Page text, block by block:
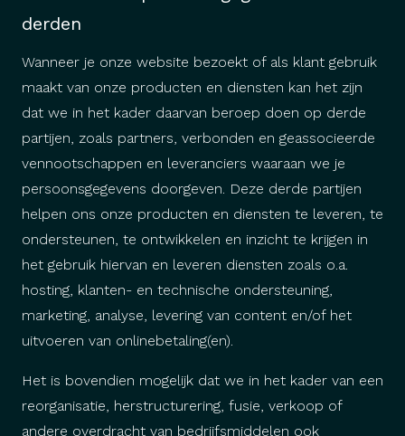
derden
Wanneer je onze website bezoekt of als klant gebruik
maakt van onze producten en diensten kan het zijn
dat we in het kader daarvan beroep doen op derde
partijen, zoals partners, verbonden en geassocieerde
vennootschappen en leveranciers waaraan we je
persoonsgegevens doorgeven. Deze derde partijen
helpen ons onze producten en diensten te leveren, te
ondersteunen, te ontwikkelen en inzicht te krijgen in
het gebruik hiervan en leveren diensten zoals o.a.
hosting, klanten- en technische ondersteuning,
marketing, analyse, levering van content en/of het
uitvoeren van onlinebetaling(en).
Het is bovendien mogelijk dat we in het kader van een
reorganisatie, herstructurering, fusie, verkoop of
andere overdracht van bedrijfsmiddelen ook